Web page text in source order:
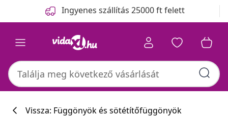
Ingyenes szállítás 25000 ft felett
Vissza: Függönyök és sötétítőfüggönyök